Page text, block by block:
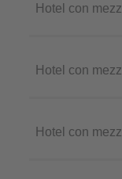
Hotel con
Hotel con
Hotel con